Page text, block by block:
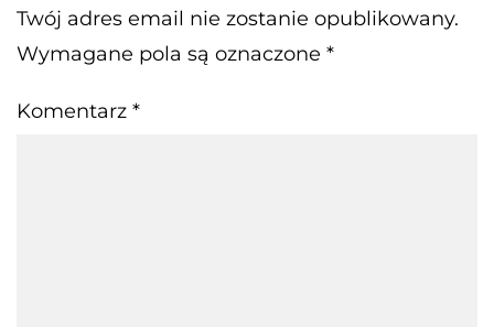
Twój adres email nie zostanie opublikowany.
Wymagane pola są oznaczone *
Komentarz *